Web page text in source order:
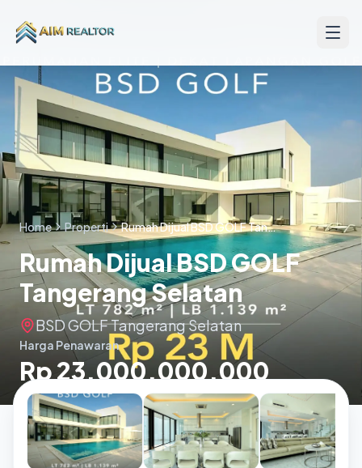
Home Properti Rumah Dijual BSD GOLF Tangerang Selatan
Rumah Dijual BSD GOLF
Tangerang Selatan
BSD GOLF Tangerang Selatan
Harga Penawaran
Rp 23.000.000.000